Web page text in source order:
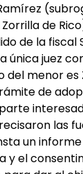
de
de la fiscal
única juez
del menor es
de
las
un
y el